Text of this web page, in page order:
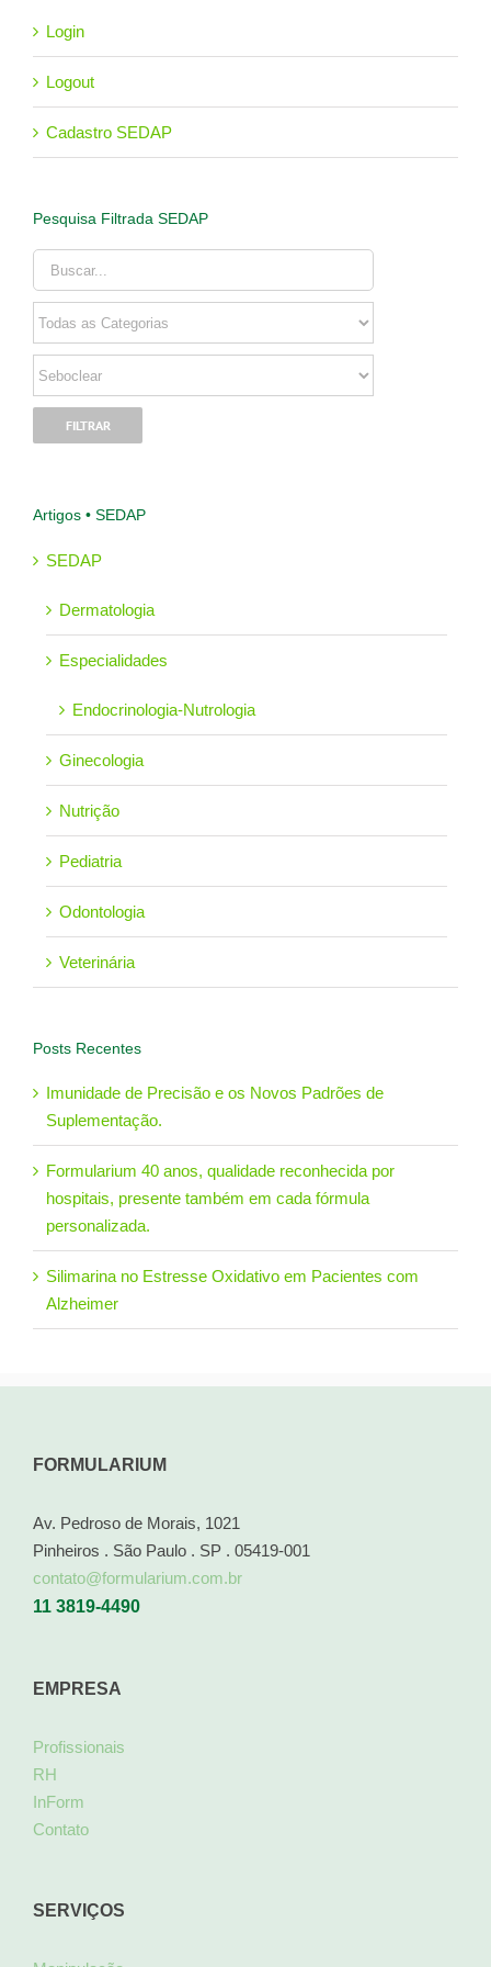
Login
Logout
Cadastro SEDAP
Pesquisa Filtrada SEDAP
Artigos • SEDAP
SEDAP
Dermatologia
Especialidades
Endocrinologia-Nutrologia
Ginecologia
Nutrição
Pediatria
Odontologia
Veterinária
Posts Recentes
Imunidade de Precisão e os Novos Padrões de
Suplementação.
Formularium 40 anos, qualidade reconhecida por
hospitais, presente também em cada fórmula
personalizada.
Silimarina no Estresse Oxidativo em Pacientes com
Alzheimer
FORMULARIUM
Av. Pedroso de Morais, 1021
Pinheiros . São Paulo . SP . 05419-001
contato@formularium.com.br
11 3819-4490
EMPRESA
Profissionais
RH
InForm
Contato
SERVIÇOS